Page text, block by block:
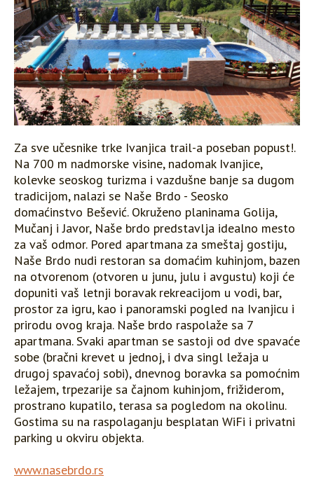
Za sve učesnike trke Ivanjica trail-a poseban popust!.
Na 700 m nadmorske visine, nadomak Ivanjice,
kolevke seoskog turizma i vazdušne banje sa dugom
tradicijom, nalazi se Naše Brdo - Seosko
domaćinstvo Bešević. Okruženo planinama Golija,
Mučanj i Javor, Naše brdo predstavlja idealno mesto
za vaš odmor. Pored apartmana za smeštaj gostiju,
Naše Brdo nudi restoran sa domaćim kuhinjom, bazen
na otvorenom (otvoren u junu, julu i avgustu) koji će
dopuniti vaš letnji boravak rekreacijom u vodi, bar,
prostor za igru, kao i panoramski pogled na Ivanjicu i
prirodu ovog kraja. Naše brdo raspolaže sa 7
apartmana. Svaki apartman se sastoji od dve spavaće
sobe (bračni krevet u jednoj, i dva singl ležaja u
drugoj spavaćoj sobi), dnevnog boravka sa pomoćnim
ležajem, trpezarije sa čajnom kuhinjom, frižiderom,
prostrano kupatilo, terasa sa pogledom na okolinu.
Gostima su na raspolaganju besplatan WiFi i privatni
parking u okviru objekta.
www.nasebrdo.rs